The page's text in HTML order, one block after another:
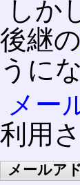
しか
後継の
うに
メー
利用
メールア